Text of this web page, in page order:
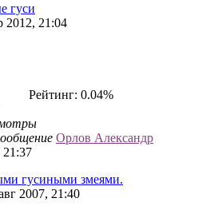
гуси
2012, 21:04
Рейтинг: 0.04%
Орлов Александр
21:37
гусиными змеями.
2007, 21:40